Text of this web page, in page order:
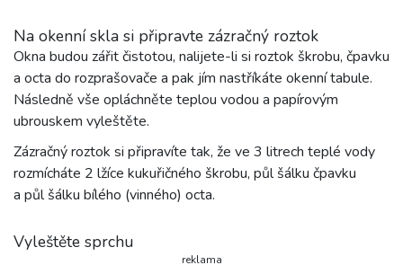
Na okenní skla si připravte zázračný roztok
Okna budou zářit čistotou, nalijete-li si roztok škrobu, čpavku
a octa do rozprašovače a pak jím nastříkáte okenní tabule.
Následně vše opláchněte teplou vodou a papírovým
ubrouskem vyleštěte.
Zázračný roztok si připravíte tak, že ve 3 litrech teplé vody
rozmícháte 2 lžíce kukuřičného škrobu, půl šálku čpavku
a půl šálku bílého (vinného) octa.
Vyleštěte sprchu
reklama